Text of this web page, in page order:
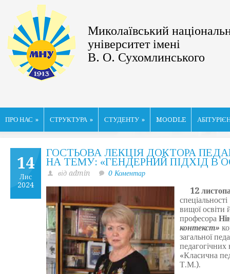
Миколаївський
університет імені
В. О. Сухомлинського
ПРО НАС » СТРУКТУРА » СТУДЕНТУ » MOODLE
14
Лис
2024
ГОСТЬОВА ЛЕКЦІЯ ДОКТОРА
НА ТЕМУ: «ГЕНДЕРНИЙ ПІДХІД В
від admin 0 Коментар
12
вищої освіти
професора
контекст»
загальної
«Класична
Т.М.).